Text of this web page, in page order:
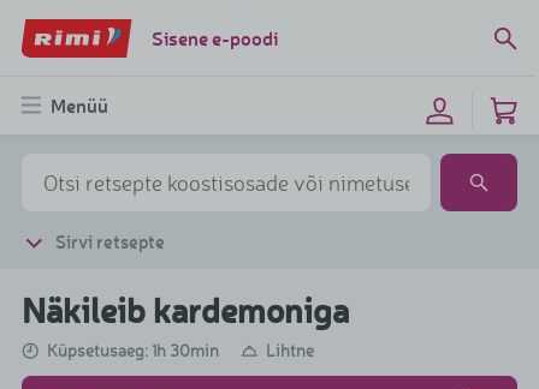
Sisene e-poodi
Menüü
Sirvi retsepte
Näkileib kardemoniga
Küpsetusaeg: 1h 30min Lihtne